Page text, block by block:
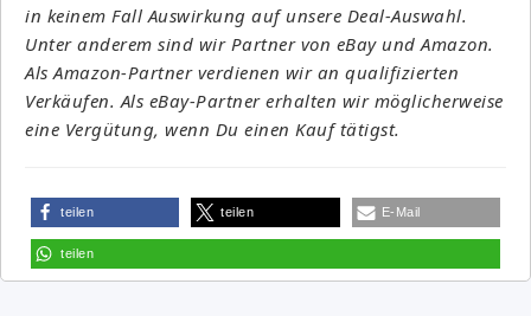
in keinem Fall Auswirkung auf unsere Deal-Auswahl.
Unter anderem sind wir Partner von eBay und Amazon.
Als Amazon-Partner verdienen wir an qualifizierten
Verkäufen. Als eBay-Partner erhalten wir möglicherweise
eine Vergütung, wenn Du einen Kauf tätigst.
teilen teilen E-Mail
teilen